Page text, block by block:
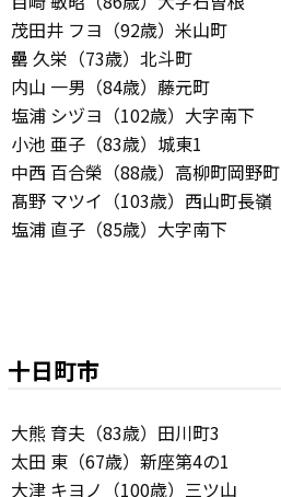
茂田井 フヨ（92歳）米山町
罍 久栄（73歳）北斗町
内山 一男（84歳）藤元町
塩浦 シヅヨ（102歳）大字南下
小池 亜子（83歳）城東1
中西 百合榮（88歳）高柳町岡野町
髙野 マツイ（103歳）西山町長嶺
塩浦 直子（85歳）大字南下
十日町市
大熊 育夫（83歳）田川町3
太田 東（67歳）新座第4の1
大津 キヨノ（100歳）三ツ山